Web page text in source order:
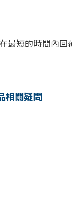
最短的時間內回
相關疑問